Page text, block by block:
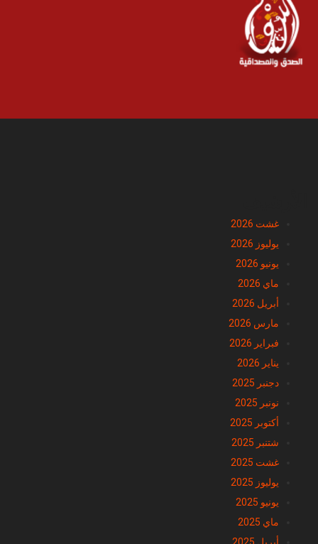
الأرشيف
غشت 2026
يوليوز 2026
يونيو 2026
ماي 2026
أبريل 2026
مارس 2026
فبراير 2026
دجنبر 2025
نونبر 2025
أكتوبر 2025
شتنبر 2025
غشت 2025
يوليوز 2025
يونيو 2025
ماي 2025